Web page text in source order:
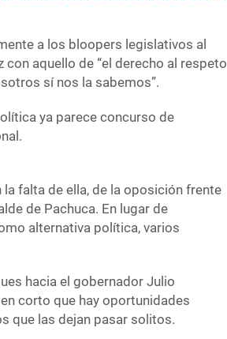
a los bloopers legislativos al
aquello de “el derecho al respeto
sí nos la sabemos”.
ya parece concurso de
falta de ella, de la oposición frente
de Pachuca. En lugar de
alternativa política, varios
hacia el gobernador Julio
corto que hay oportunidades
que las dejan pasar solitos.